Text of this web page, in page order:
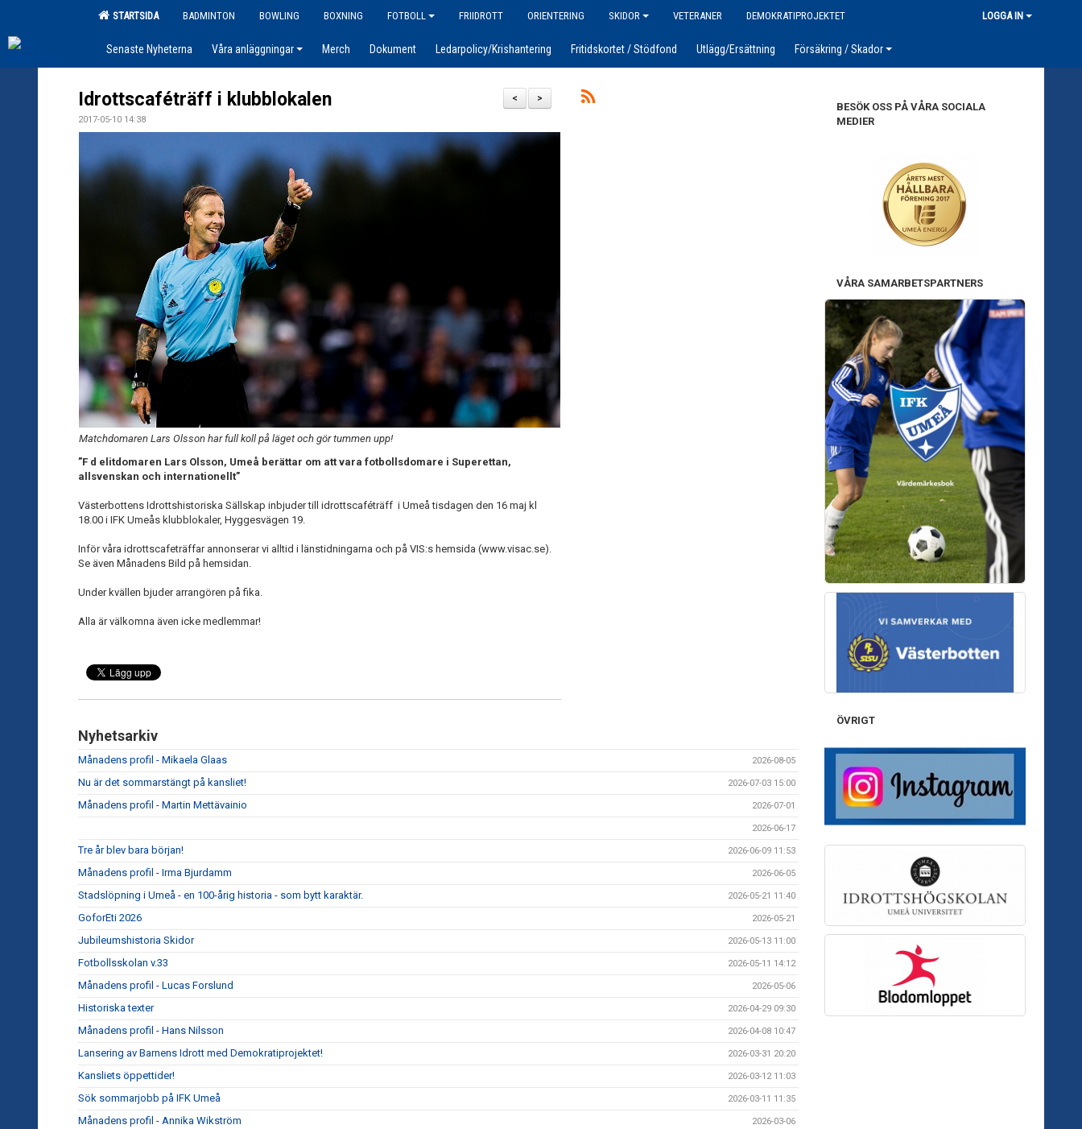
STARTSIDA BADMINTON BOWLING BOXNING FOTBOLL FRIIDROTT ORIENTERING SKIDOR VETERANER DEMOKRATIPROJEKTET LOGGA IN
Senaste Nyheterna Våra anläggningar Merch Dokument Ledarpolicy/Krishantering Fritidskortet / Stödfond Utlägg/Ersättning Försäkring / Skador
>
<
Idrottscaféträff i klubblokalen
2017-05-10 14:38
Matchdomaren Lars Olsson har full koll på läget och gör tummen upp!
”F d elitdomaren Lars Olsson, Umeå berättar om att vara fotbollsdomare i Superettan,
allsvenskan och internationellt”
Västerbottens Idrottshistoriska Sällskap inbjuder till idrottscaféträff i Umeå tisdagen den 16 maj kl
18.00 i IFK Umeås klubblokaler, Hyggesvägen 19.
Inför våra idrottscafeträffar annonserar vi alltid i länstidningarna och på VIS:s hemsida (www.visac.se).
Se även Månadens Bild på hemsidan.
Under kvällen bjuder arrangören på fika.
Alla är välkomna även icke medlemmar!
Nyhetsarkiv
Månadens profil - Mikaela Glaas 2026-08-05
Nu är det sommarstängt på kansliet! 2026-07-03 15:00
Månadens profil - Martin Mettävainio 2026-07-01
2026-06-17
Tre år blev bara början! 2026-06-09 11:53
Månadens profil - Irma Bjurdamm 2026-06-05
Stadslöpning i Umeå - en 100-årig historia - som bytt karaktär. 2026-05-21 11:40
GoforEti 2026 2026-05-21
Jubileumshistoria Skidor 2026-05-13 11:00
Fotbollsskolan v.33 2026-05-11 14:12
Månadens profil - Lucas Forslund 2026-05-06
Historiska texter 2026-04-29 09:30
Månadens profil - Hans Nilsson 2026-04-08 10:47
Lansering av Barnens Idrott med Demokratiprojektet! 2026-03-31 20:20
Kansliets öppettider! 2026-03-12 11:03
Sök sommarjobb på IFK Umeå 2026-03-11 11:35
Månadens profil - Annika Wikström 2026-03-06
BESÖK OSS PÅ VÅRA SOCIALA
MEDIER
VÅRA SAMARBETSPARTNERS
ÖVRIGT